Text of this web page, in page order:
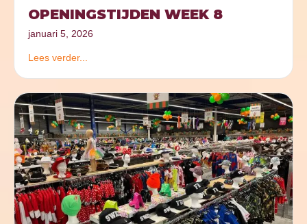
OPENINGSTIJDEN WEEK 8
januari 5, 2026
Lees verder...